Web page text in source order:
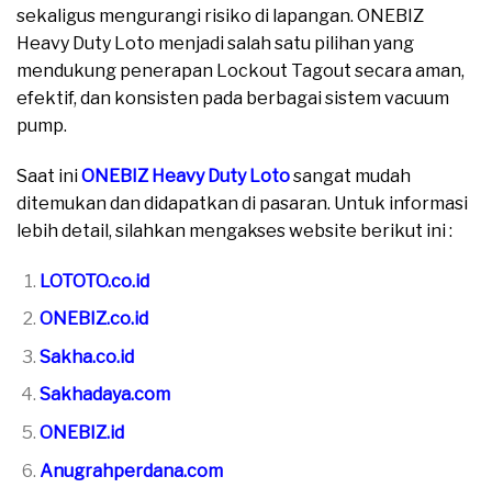
sekaligus mengurangi risiko di lapangan. ONEBIZ
Heavy Duty Loto menjadi salah satu pilihan yang
mendukung penerapan Lockout Tagout secara aman,
efektif, dan konsisten pada berbagai sistem vacuum
pump.
Saat iniONEBIZ Heavy Duty Lotosangat mudah
ditemukan dan didapatkan di pasaran. Untuk informasi
lebih detail, silahkan mengakses website berikut ini :
LOTOTO.co.id
ONEBIZ.co.id
Sakha.co.id
Sakhadaya.com
ONEBIZ.id
Anugrahperdana.com